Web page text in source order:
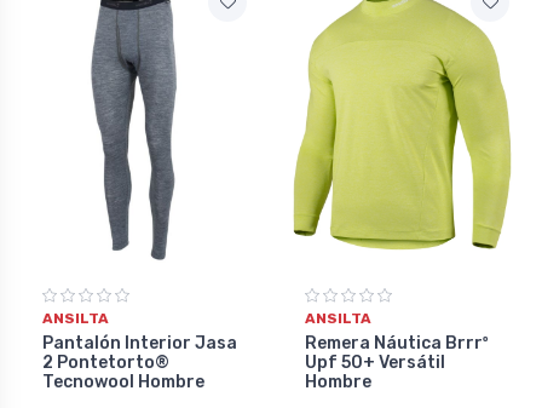
ANSILTA
Pantalón Interior Jasa
2 Pontetorto®
Tecnowool Hombre
ANSILTA
Remera Náutica Brrrº
Upf 50+ Versátil
Hombre